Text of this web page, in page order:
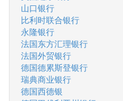
山口银行
比利时联合银行
永隆银行
法国东方汇理银行
法国外贸银行
德国德累斯登银行
瑞典商业银行
德国西德银